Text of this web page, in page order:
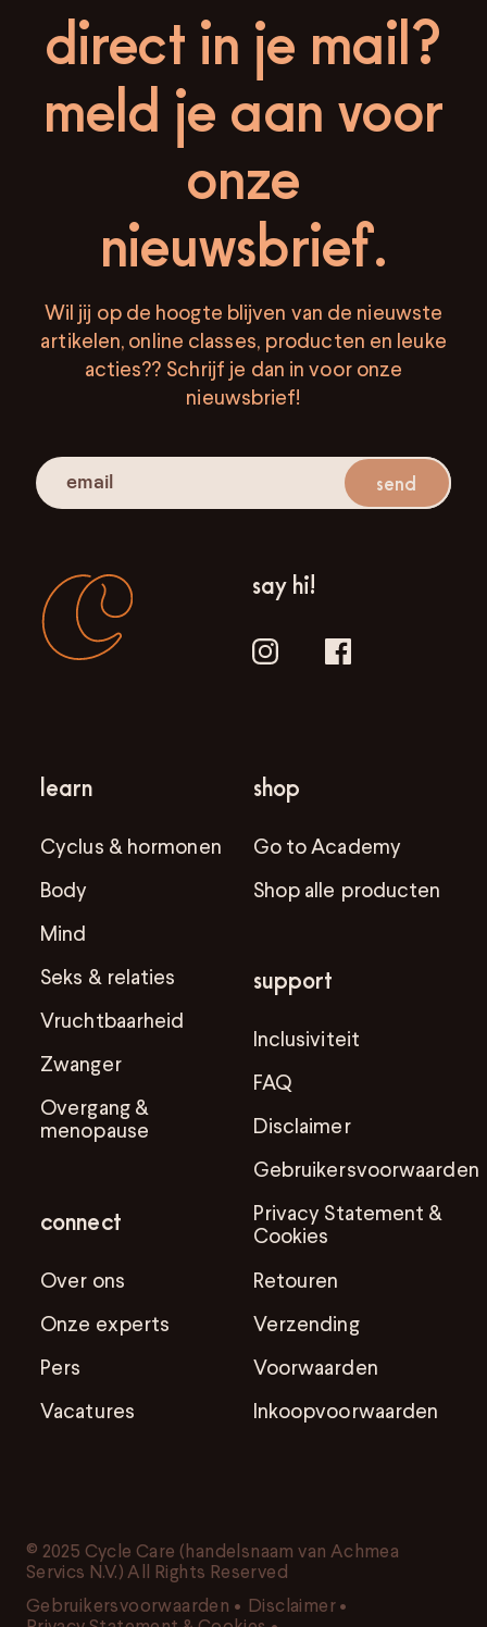
direct in je mail?
meld je aan voor
onze
nieuwsbrief.
Wil jij op de hoogte blijven van de nieuwste
artikelen, online classes, producten en leuke
acties?? Schrijf je dan in voor onze
nieuwsbrief!
send
say hi!
learn
Cyclus & hormonen
Body
Mind
Seks & relaties
Vruchtbaarheid
Zwanger
Overgang &
menopause
connect
Over ons
Onze experts
Pers
Vacatures
shop
Go to Academy
Shop alle producten
support
Inclusiviteit
FAQ
Disclaimer
Gebruikersvoorwaarden
Privacy Statement &
Cookies
Retouren
Verzending
Voorwaarden
Inkoopvoorwaarden
© 2025 Cycle Care (handelsnaam van Achmea
Servics N.V.) All Rights Reserved
Gebruikersvoorwaarden • Disclaimer •